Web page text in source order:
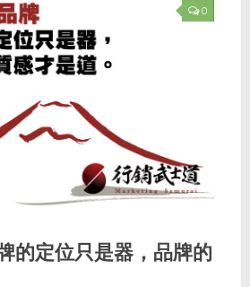
0
的定位只是器，品牌的